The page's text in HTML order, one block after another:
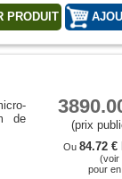
PRODUIT
de
(prix
Ou84.72
(voir
pour